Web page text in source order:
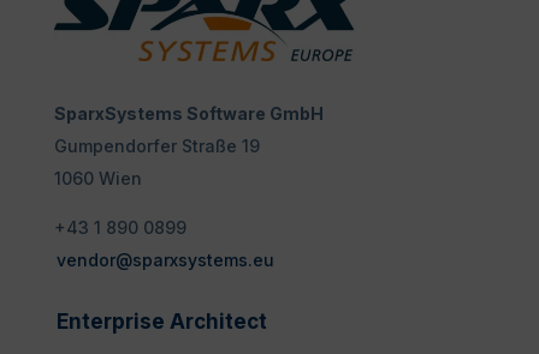
SparxSystems Software GmbH
Gumpendorfer Straße 19
1060 Wien
+43 1 890 0899
vendor@sparxsystems.eu
Enterprise Architect